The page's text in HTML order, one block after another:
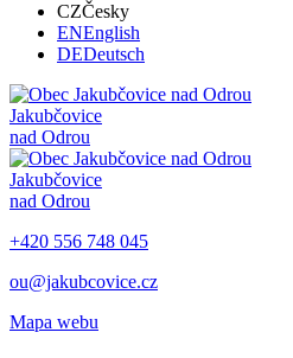
CZČesky
ENEnglish
DEDeutsch
Jakubčovice
nad Odrou
Jakubčovice
nad Odrou
+420 556 748 045
ou@jakubcovice.cz
Mapa webu